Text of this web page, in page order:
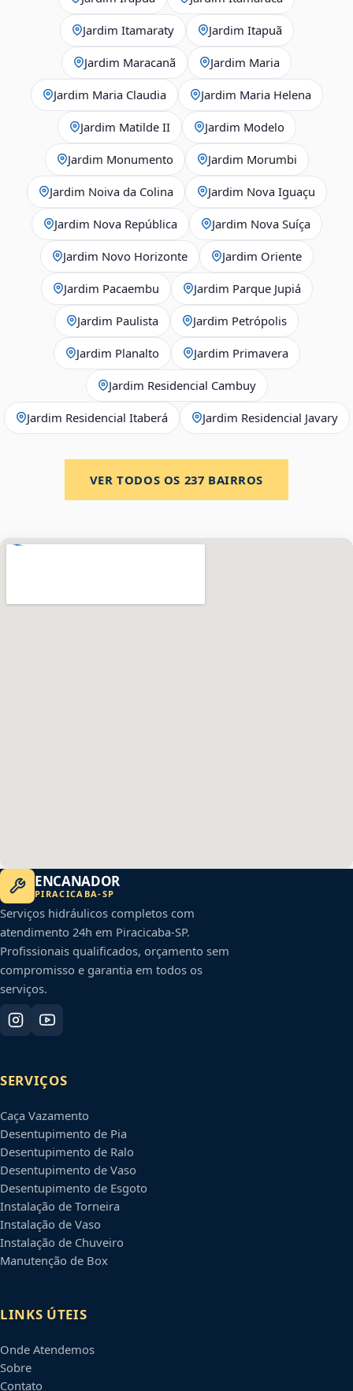
Jardim Itamaraty Jardim Itapuã
Jardim Maracanã Jardim Maria
Jardim Maria Claudia Jardim Maria Helena
Jardim Matilde II Jardim Modelo
Jardim Monumento Jardim Morumbi
Jardim Noiva da Colina Jardim Nova Iguaçu
Jardim Nova República Jardim Nova Suíça
Jardim Novo Horizonte Jardim Oriente
Jardim Pacaembu Jardim Parque Jupiá
Jardim Paulista Jardim Petrópolis
Jardim Planalto Jardim Primavera
Jardim Residencial Cambuy
Jardim Residencial Itaberá Jardim Residencial Javary
VER TODOS OS 237 BAIRROS
ENCANADOR
PIRACICABA-SP
Serviços hidráulicos completos com
atendimento 24h em Piracicaba-SP.
Profissionais qualificados, orçamento sem
compromisso e garantia em todos os
serviços.
SERVIÇOS
Caça Vazamento
Desentupimento de Pia
Desentupimento de Ralo
Desentupimento de Vaso
Desentupimento de Esgoto
Instalação de Torneira
Instalação de Vaso
Instalação de Chuveiro
Manutenção de Box
LINKS ÚTEIS
Onde Atendemos
Sobre
Contato